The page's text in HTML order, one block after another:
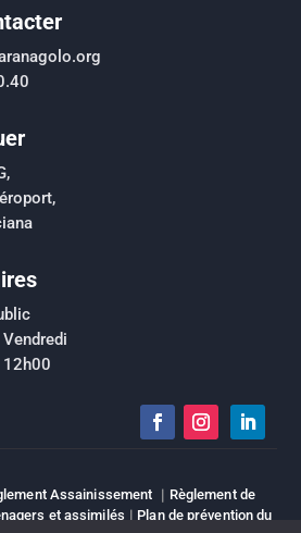
12h00
Assainissement | Règlement de
et assimilés | Plan de prévention du